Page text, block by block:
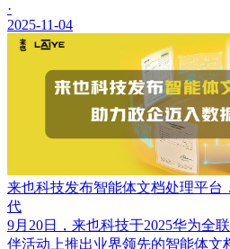
·
2025-11-04
来也科技发布智能体文档处理平台
代
9月20日，来也科技于2025华为
伴活动上推出业界领先的智能体文